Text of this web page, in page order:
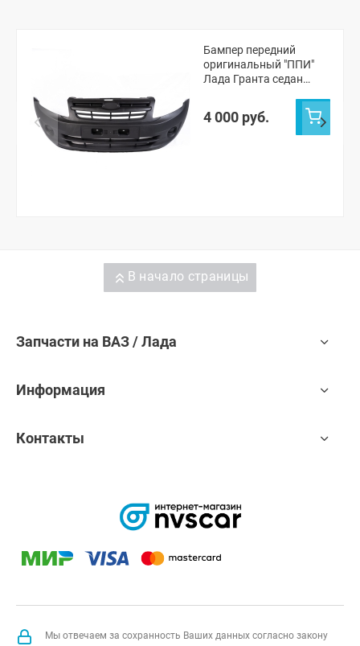
Бампер передний
оригинальный "ППИ"
Лада Гранта седан
4 000 руб.
В начало страницы
Запчасти на ВАЗ / Лада
Информация
Контакты
Мы отвечаем за сохранность Ваших данных согласно закону